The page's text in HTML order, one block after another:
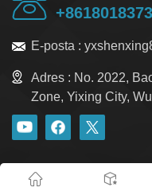
E-posta :
Adres : No. 2022,
Zone, Yixing City,
Xml